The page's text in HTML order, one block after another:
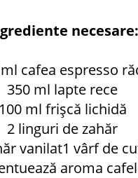
necesare:
cafea espresso
350 ml lapte rece
100 ml frișcă lichidă
2 linguri de zahăr
vanilat1 vârf de
aroma